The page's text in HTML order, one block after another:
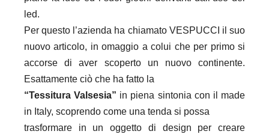
led.
Per questo l’azienda ha chiamato VESPUCCI il suo
nuovo articolo, in omaggio a colui che per primo si
accorse di aver scoperto un nuovo continente.
Esattamente ciò che ha fatto la
“Tessitura Valsesia” in piena sintonia con il made
in Italy, scoprendo come una tenda si possa
trasformare in un oggetto di design per creare